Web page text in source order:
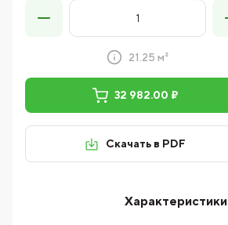
21.25 м²
32 982.00 ₽
Скачать в PDF
Характеристики